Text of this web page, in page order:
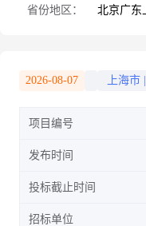
省份地区： 北京广东
2026-08-07 上海市
项目编号
发布时间
投标截止时间
招标单位